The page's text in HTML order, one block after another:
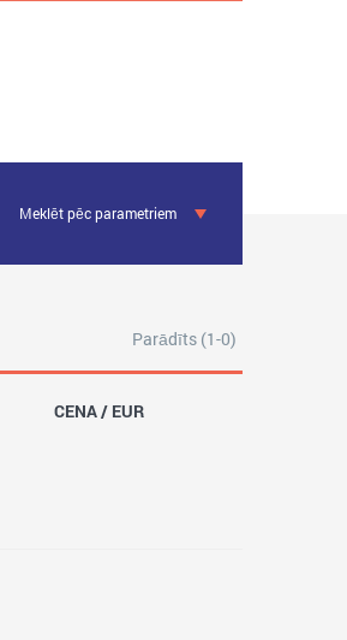
Meklēt pēc parametriem
Parādīts (1-0)
CENA / EUR